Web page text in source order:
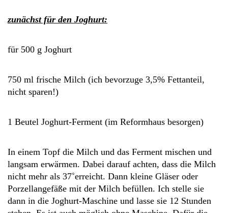
zunächst für den Joghurt:
für 500 g Joghurt
750 ml frische Milch (ich bevorzuge 3,5% Fettanteil,
nicht sparen!)
1 Beutel Joghurt-Ferment (im Reformhaus besorgen)
In einem Topf die Milch und das Ferment mischen und
langsam erwärmen. Dabei darauf achten, dass die Milch
nicht mehr als 37˚erreicht. Dann kleine Gläser oder
Porzellangefäße mit der Milch befüllen. Ich stelle sie
dann in die Joghurt-Maschine und lasse sie 12 Stunden